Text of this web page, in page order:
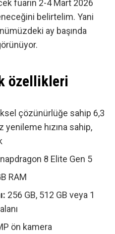
fuarın 2-4 Mart 2026
belirtelim. Yani
ay başında
özellikleri
çözünürlüğe sahip 6,3
yenileme hızına sahip,
8 Elite Gen 5
RAM
256 GB, 512 GB veya 1
ön kamera